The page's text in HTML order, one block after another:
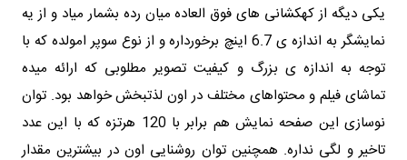
یکی دیگه از کهکشانی های فوق العاده میان رده بشمار میاد و از یه
نمایشگر به اندازه ی 6.7 اینچ برخورداره و از نوع سوپر امولده که با
توجه به اندازه ی بزرگ و کیفیت تصویر مطلوبی که ارائه میده
تماشای فیلم و محتواهای مختلف در اون لذتبخش خواهد بود. توان
نوسازی این صفحه نمایش هم برابر با 120 هرتزه که با این عدد
تاخیر و لگی نداره. همچنین توان روشنایی اون در بیشترین مقدار